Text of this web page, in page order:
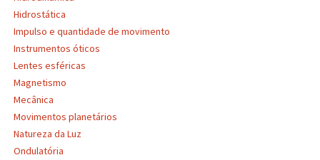
Hidrostática
Impulso e quantidade de movimento
Instrumentos óticos
Lentes esféricas
Magnetismo
Mecânica
Movimentos planetários
Natureza da Luz
Ondulatória